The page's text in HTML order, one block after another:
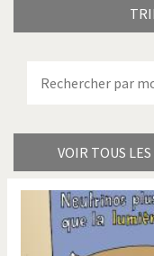
VOIR TOUS
Bye Biden!
Chère énergie!
Cybermonde